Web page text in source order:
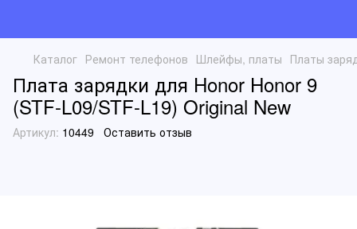
Каталог Ремонт телефонов Шлейфы, платы Платы
Плата зарядки для Honor Honor 9
(STF-L09/STF-L19) Original New
Артикул: 10449 Оставить отзыв